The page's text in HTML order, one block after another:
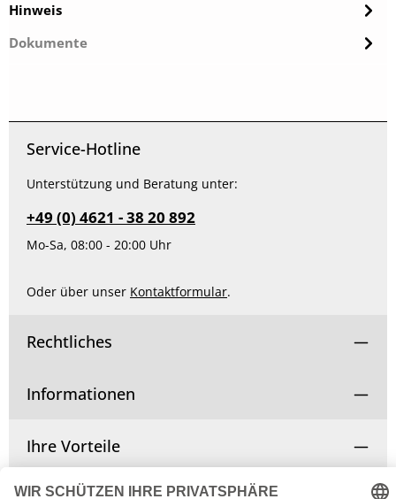
Hinweis
Dokumente
Service-Hotline
Unterstützung und Beratung unter:
+49 (0) 4621 - 38 20 892
Mo-Sa, 08:00 - 20:00 Uhr
Oder über unser Kontaktformular.
Rechtliches
Informationen
Ihre Vorteile